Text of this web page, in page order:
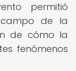
permitió
de la
de cómo la
fenómenos